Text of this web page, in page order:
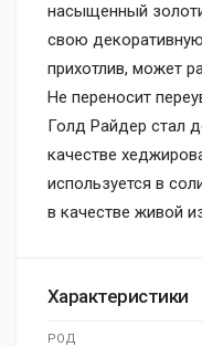
насыщенный
свою
прихотлив, может
Не переносит
Голд Райдер стал
качестве
используется в
в качестве живой
Характеристики
РОД